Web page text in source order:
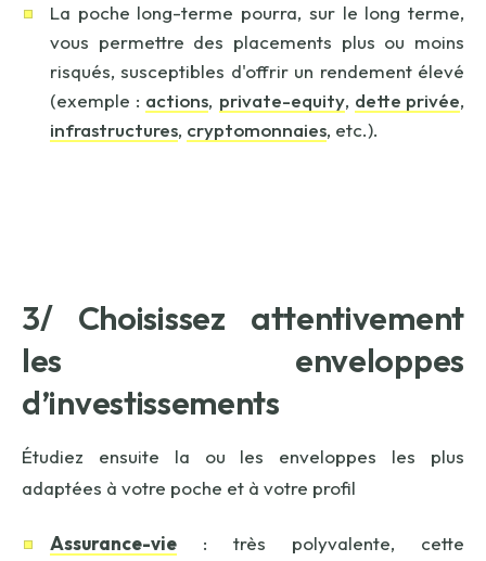
La poche long-terme pourra, sur le long terme,
vous permettre des placements plus ou moins
risqués, susceptibles d'offrir un rendement élevé
(exemple : actions, private-equity, dette privée,
infrastructures, cryptomonnaies, etc.).
3/ Choisissez attentivement
les enveloppes
d’investissements
Étudiez ensuite la ou les enveloppes les plus
adaptées à votre poche et à votre profil
Assurance-vie : très polyvalente, cette